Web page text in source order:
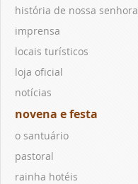
história de nossa senhora
imprensa
locais turísticos
loja oficial
notícias
novena e festa
o santuário
pastoral
rainha hotéis